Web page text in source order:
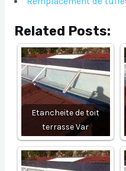
Related Posts:
Etancheite de toit
terrasse Var